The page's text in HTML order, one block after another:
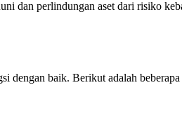
dan perlindungan aset dari risiko
dengan baik. Berikut adalah